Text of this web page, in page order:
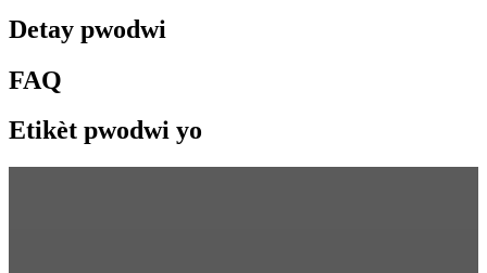
Detay pwodwi
FAQ
Etikèt pwodwi yo